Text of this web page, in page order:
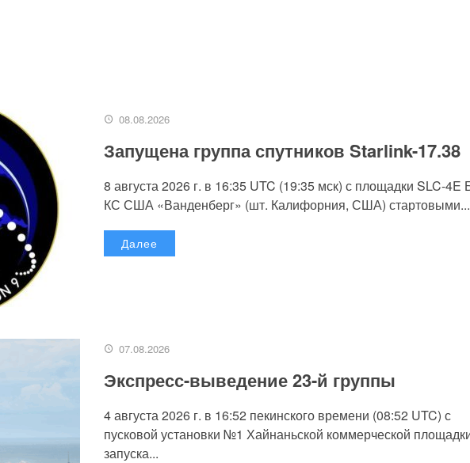
08.08.2026
Запущена группа спутников Starlink-17.38
8 августа 2026 г. в 16:35 UTC (19:35 мск) с площадки SLC-4E
КС США «Ванденберг» (шт. Калифорния, США) стартовыми...
Далее
07.08.2026
Экспресс-выведение 23-й группы
4 августа 2026 г. в 16:52 пекинского времени (08:52 UTC) с
пусковой установки №1 Хайнаньской коммерческой
запуска...